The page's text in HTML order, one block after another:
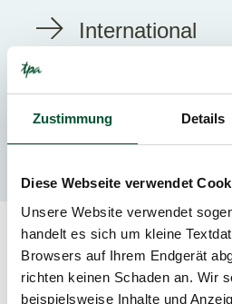
Zustimmung Details
Diese Webseite verwendet
Unsere Website verwendet
handelt es sich um kleine
Browsers auf Ihrem Endgerät
richten keinen Schaden an. Wir
beispielsweise Inhalte und
International
Kontakt
Iris Burgstaller
Ähnliche